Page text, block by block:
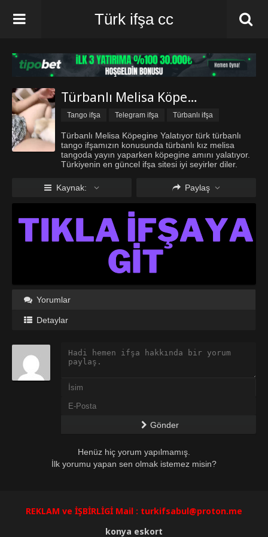
Türk ifşa cc
Türbanlı Melisa Köpegine Yalatıyor
Tango ifşa Telegram ifşa Türbanlı ifşa
Türk ifşa twitter Türk ifşa Vk Vip ifşa
Türbanlı Melisa Köpegine Yalatıyor türk türbanlı
tango ifşamızın konusunda türbanlı kız melisa
tangoda yayın yaparken köpegine amını yalatıyor.
Türkiyenin en güncel ifşa sitesi iyi seyirler diler.
Kaynak: Paylaş
Yorumlar
Detaylar
Gönder
Henüz hiç yorum yapılmamış.
İlk yorumu yapan sen olmak istemez misin?
REKLAM ve İŞBİRLİGİ Mail : turkifsabul@proton.me
konya eskort